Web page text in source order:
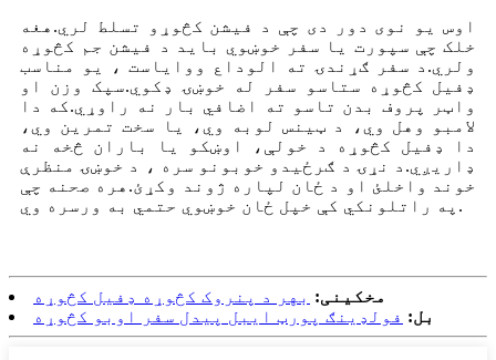
اوس یو نوی دور دی چې د فیشن کڅوړو تسلط لري.هغه
خلک چې سپورت یا سفر خوښوي باید د فیشن جم کڅوړه
ولري.د سفر ګړندۍ ته الوداع ووایاست ، یو مناسب
ډفیل کڅوړه ستاسو سفر له خوښۍ ډکوي.سپک وزن او
واټر پروف بدن تاسو ته اضافي بار نه راوړي.که دا
لامبو وهل وي، د ټینس لوبه وي، یا سخت تمرین وي،
دا ډفیل کڅوړه د خولې، اوښکو یا باران څخه نه
ډاریږي.د نړۍ د ګرځیدو خوبونو سره ، د خوښۍ منظرې
خوند واخلئ او د ځان لپاره ژوند وکړئ.هره صحنه چې
په راتلونکي کې خپل ځان خوښوي حتمي به ورسره وي.
مخکینی: بهر د پنروک کڅوړه ډفیل کڅوړه
بل: فولډینګ پورټ ایبل پیدل سفر اوبو کڅوړه